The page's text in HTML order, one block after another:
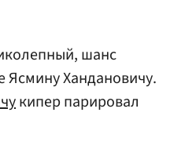
шанс
Ясмину Хандановичу.
кипер парировал